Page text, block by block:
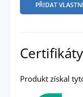
PŘIDAT
Certifikáty
Produkt získal